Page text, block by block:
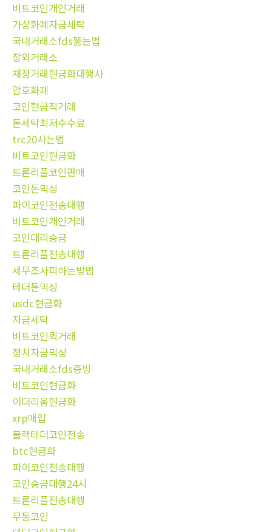
비트코인개인거래
가상화폐자금세탁
국내거래소fds뚫는법
장외거래소
재정거래현금화대행사
암호화폐
코인현금직거래
돈세탁최저수수료
trc20사는법
비트코인현금화
트론리플코인판매
코인돈믹싱
파이코인전송대행
비트코인개인거래
코인대리송금
트론리플전송대행
세무조사피하는방법
테더돈믹싱
usdc현금화
자금세탁
비트코인퀵거래
정치자금믹싱
국내거래소fds증빙
비트코인현금화
이더리움현금화
xrp매입
블랙테더코인전송
btc현금화
파이코인전송대행
코인송금대행24시
트론리플전송대행
무통코인